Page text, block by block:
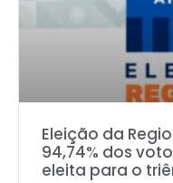
Eleição da
94,74% dos
eleita para o